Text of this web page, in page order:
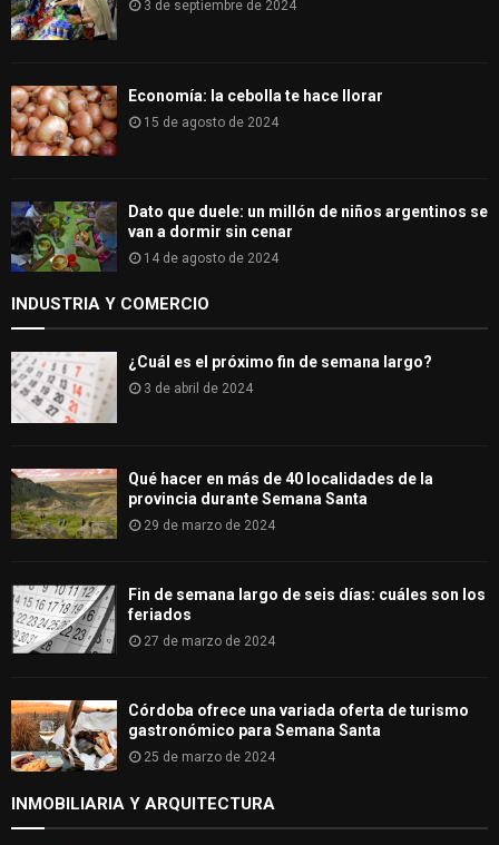
3 de septiembre de 2024
Economía: la cebolla te hace llorar
15 de agosto de 2024
Dato que duele: un millón de niños argentinos se
van a dormir sin cenar
14 de agosto de 2024
INDUSTRIA Y COMERCIO
¿Cuál es el próximo fin de semana largo?
3 de abril de 2024
Qué hacer en más de 40 localidades de la
provincia durante Semana Santa
29 de marzo de 2024
Fin de semana largo de seis días: cuáles son los
feriados
27 de marzo de 2024
Córdoba ofrece una variada oferta de turismo
gastronómico para Semana Santa
25 de marzo de 2024
INMOBILIARIA Y ARQUITECTURA